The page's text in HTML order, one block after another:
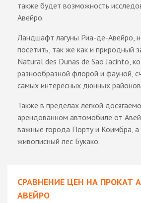
также будет возможность
Авейро.
Ландшафт лагуны Риа-де-Авейро,
посетить, так же как и природный
Natural des Dunas de Sao Jacinto,
разнообразной флорой и фауной,
самых интересных дюнных
Также в пределах легкой
арендованном автомобиле от
важные города Порту и Коимбра, а
живописный лес Букако.
СРАВНЕНИЕ ЦЕН НА ПРОКАТ
АВЕЙРО